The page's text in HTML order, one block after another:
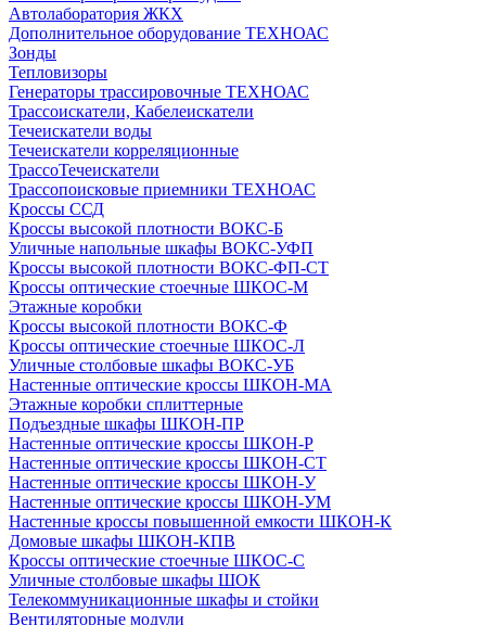
Автолаборатория ЖКХ
Дополнительное оборудование ТЕХНОАС
Зонды
Тепловизоры
Генераторы трассировочные ТЕХНОАС
Трассоискатели, Кабелеискатели
Течеискатели воды
Течеискатели корреляционные
ТрассоТечеискатели
Трассопоисковые приемники ТЕХНОАС
Кроссы ССД
Кроссы высокой плотности ВОКС-Б
Уличные напольные шкафы ВОКС-УФП
Кроссы высокой плотности ВОКС-ФП-СТ
Кроссы оптические стоечные ШКОС-М
Этажные коробки
Кроссы высокой плотности ВОКС-Ф
Кроссы оптические стоечные ШКОС-Л
Уличные столбовые шкафы ВОКС-УБ
Настенные оптические кроссы ШКОН-МА
Этажные коробки сплиттерные
Подъездные шкафы ШКОН-ПР
Настенные оптические кроссы ШКОН-Р
Настенные оптические кроссы ШКОН-СТ
Настенные оптические кроссы ШКОН-У
Настенные оптические кроссы ШКОН-УМ
Настенные кроссы повышенной емкости ШКОН-К
Домовые шкафы ШКОН-КПВ
Кроссы оптические стоечные ШКОС-С
Уличные столбовые шкафы ШОК
Телекоммуникационные шкафы и стойки
Вентиляторные модули